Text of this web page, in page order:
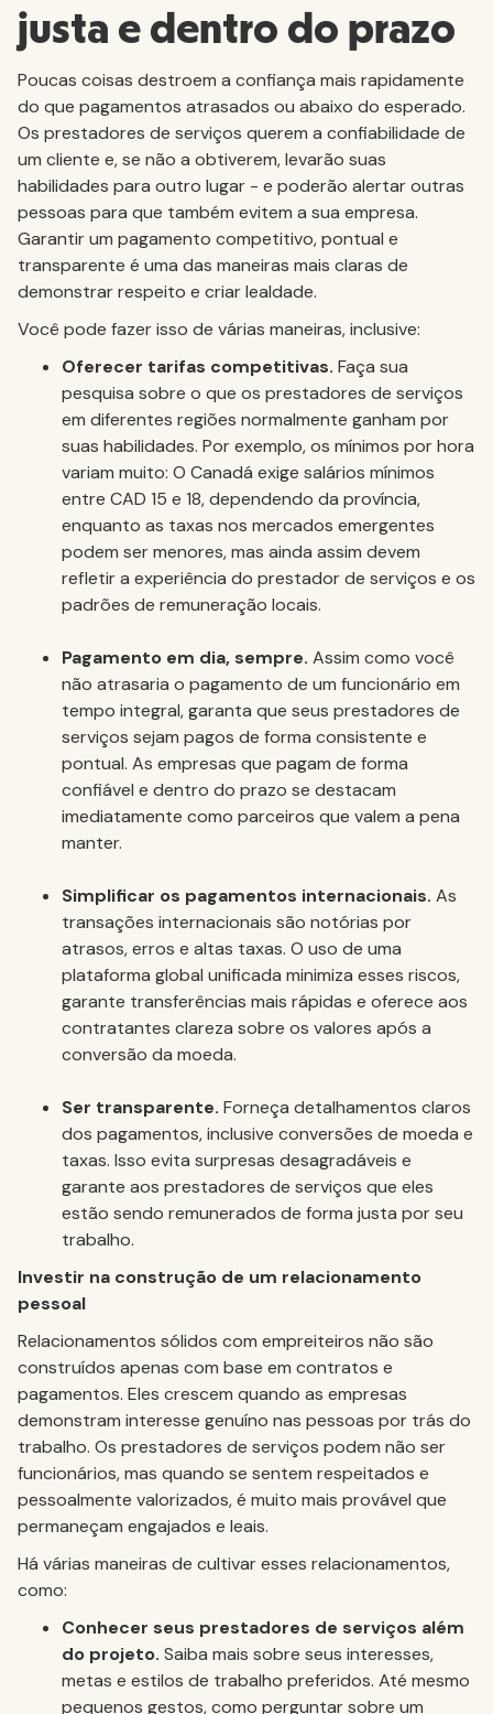
justa e dentro do prazo
Poucas coisas destroem a confiança mais rapidamente
do que pagamentos atrasados ou abaixo do esperado.
Os prestadores de serviços querem a confiabilidade de
um cliente e, se não a obtiverem, levarão suas
habilidades para outro lugar - e poderão alertar outras
pessoas para que também evitem a sua empresa.
Garantir um pagamento competitivo, pontual e
transparente é uma das maneiras mais claras de
demonstrar respeito e criar lealdade.
Você pode fazer isso de várias maneiras, inclusive:
Oferecer tarifas competitivas. Faça sua
pesquisa sobre o que os prestadores de serviços
em diferentes regiões normalmente ganham por
suas habilidades. Por exemplo, os mínimos por hora
variam muito: O Canadá exige salários mínimos
entre CAD 15 e 18, dependendo da província,
enquanto as taxas nos mercados emergentes
podem ser menores, mas ainda assim devem
refletir a experiência do prestador de serviços e os
padrões de remuneração locais.
Pagamento em dia, sempre. Assim como você
não atrasaria o pagamento de um funcionário em
tempo integral, garanta que seus prestadores de
serviços sejam pagos de forma consistente e
pontual. As empresas que pagam de forma
confiável e dentro do prazo se destacam
imediatamente como parceiros que valem a pena
manter.
Simplificar os pagamentos internacionais. As
transações internacionais são notórias por
atrasos, erros e altas taxas. O uso de uma
plataforma global unificada minimiza esses riscos,
garante transferências mais rápidas e oferece aos
contratantes clareza sobre os valores após a
conversão da moeda.
Ser transparente. Forneça detalhamentos claros
dos pagamentos, inclusive conversões de moeda e
taxas. Isso evita surpresas desagradáveis e
garante aos prestadores de serviços que eles
estão sendo remunerados de forma justa por seu
trabalho.
Investir na construção de um relacionamento
pessoal
Relacionamentos sólidos com empreiteiros não são
construídos apenas com base em contratos e
pagamentos. Eles crescem quando as empresas
demonstram interesse genuíno nas pessoas por trás do
trabalho. Os prestadores de serviços podem não ser
funcionários, mas quando se sentem respeitados e
pessoalmente valorizados, é muito mais provável que
permaneçam engajados e leais.
Há várias maneiras de cultivar esses relacionamentos,
como:
Conhecer seus prestadores de serviços além
do projeto. Saiba mais sobre seus interesses,
metas e estilos de trabalho preferidos. Até mesmo
pequenos gestos, como perguntar sobre um